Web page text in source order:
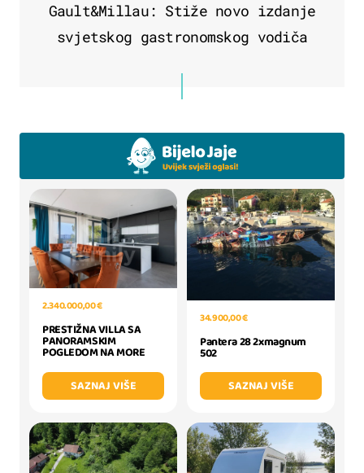
Gault&Millau: Stiže novo izdanje
svjetskog gastronomskog vodiča
2.340.000,00 €
PRESTIŽNA VILLA SA
PANORAMSKIM
POGLEDOM NA MORE
SAZNAJ VIŠE
34.900,00 €
Pantera 28 2xmagnum
502
SAZNAJ VIŠE